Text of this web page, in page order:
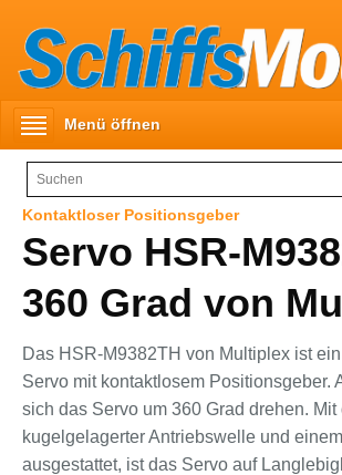
Menü öffnen
Kontaktloser Positionsgeber
Servo HSR-
360 Grad von
Das HSR-M9382TH von Multiplex ist
Servo mit kontaktlosem Positionsgeber.
sich das Servo um 360 Grad drehen. Mit
kugelgelagerter Antriebswelle und
ausgestattet, ist das Servo auf